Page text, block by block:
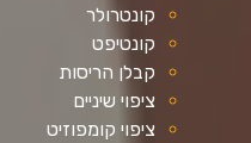
קונטרולר
קונטיפט
קבלן הריסות
ציפוי שיניים
ציפוי קומפוזיט